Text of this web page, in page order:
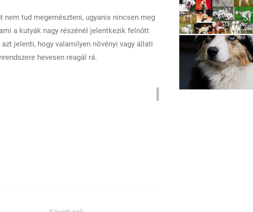
tud megemészteni, ugyanis nincsen meg
a kutyák nagy részénél jelentkezik felnőtt
jelenti, hogy valamilyen növényi vagy állati
hevesen reagál rá.